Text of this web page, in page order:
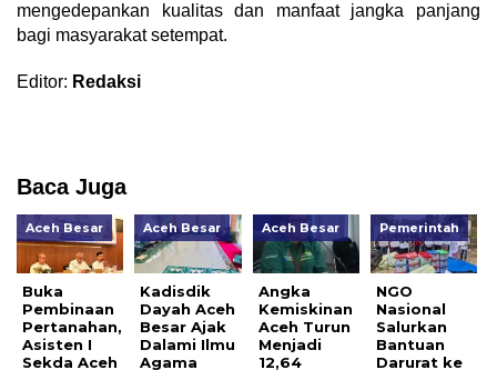
mengedepankan kualitas dan manfaat jangka panjang
bagi masyarakat setempat.
Editor: Redaksi
Baca Juga
Aceh Besar
Buka
Pembinaan
Pertanahan,
Asisten I
Sekda Aceh
Aceh Besar
Kadisdik
Dayah Aceh
Besar Ajak
Dalami Ilmu
Agama
Aceh Besar
Angka
Kemiskinan
Aceh Turun
Menjadi
12,64
Pemerintah
NGO
Nasional
Salurkan
Bantuan
Darurat ke